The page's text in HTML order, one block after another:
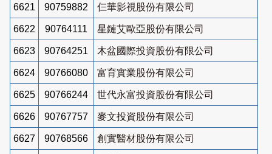
6621 90759882 仨華影視股份有限公司
6622 90764111 星鏈艾歐亞股份有限公司
6623 90764251 木盆國際投資股份有限公司
6624 90766080 富育實業股份有限公司
6625 90766244 世代永富投資股份有限公司
6626 90767757 麥文投資股份有限公司
6627 90768566 創實醫材股份有限公司